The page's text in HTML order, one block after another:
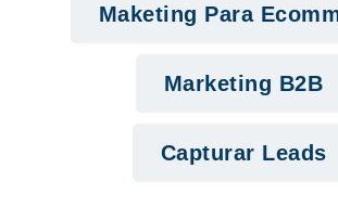
Maketing Para
Marketing B2B
Capturar Leads